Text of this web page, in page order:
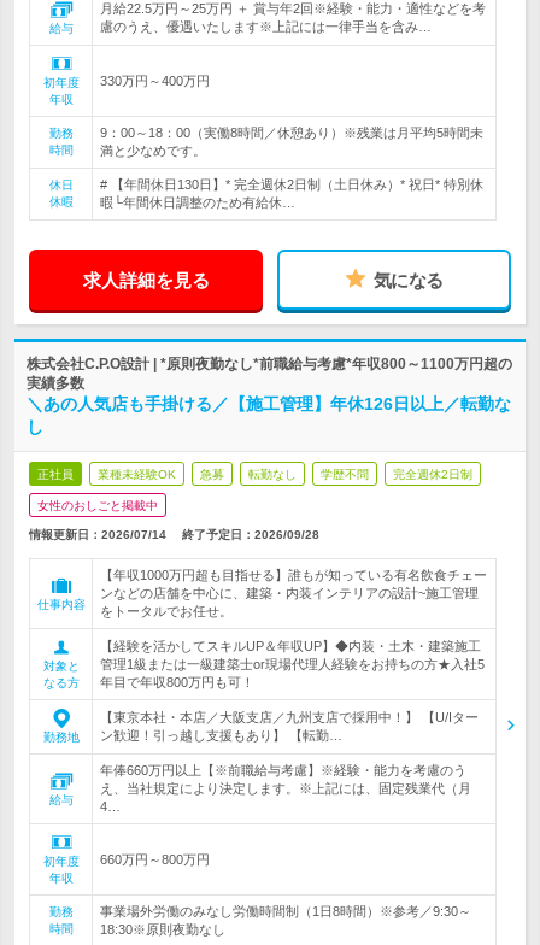
給与
月給22.5万円～25万円 ＋ 賞与年2回※経験・能力・適性などを考
慮のうえ、優遇いたします※上記には一律手当を含み…
初年度
年収
330万円～400万円
勤務
時間
9：00～18：00（実働8時間／休憩あり）※残業は月平均5時間未
満と少なめです。
休日
休暇
# 【年間休日130日】* 完全週休2日制（土日休み）* 祝日* 特別休
暇└年間休日調整のため有給休…
求人詳細を見る 気になる
株式会社C.P.O設計 | *原則夜勤なし*前職給与考慮*年収800～1100万円超の
実績多数
＼あの人気店も手掛ける／【施工管理】年休126日以上／転勤な
し
正社員 業種未経験OK 急募 転勤なし 学歴不問 完全週休2日制
女性のおしごと掲載中
情報更新日：2026/07/14 終了予定日： 2026/09/28
仕事内容
【年収1000万円超も目指せる】誰もが知っている有名飲食チェー
ンなどの店舗を中心に、建築・内装インテリアの設計~施工管理
をトータルでお任せ。
対象と
なる方
【経験を活かしてスキルUP＆年収UP】◆内装・土木・建築施工
管理1級または一級建築士or現場代理人経験をお持ちの方★入社5
年目で年収800万円も可！
勤務地
【東京本社・本店／大阪支店／九州支店で採用中！】 【U/Iター
ン歓迎！引っ越し支援もあり】 【転勤…
給与
年俸660万円以上【※前職給与考慮】※経験・能力を考慮のう
え、当社規定により決定します。※上記には、固定残業代（月
4…
初年度
年収
660万円～800万円
勤務
時間
事業場外労働のみなし労働時間制（1日8時間）※参考／9:30～
18:30※原則夜勤なし